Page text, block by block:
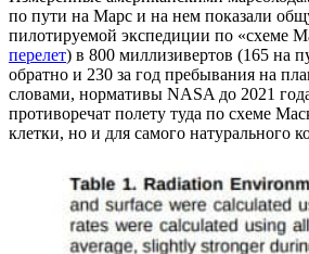
по пути на Марс и на нем показали
пилотируемой экспедиции по «схеме
перелет) в 800 миллизивертов (165 на
обратно и 230 за год пребывания на
словами, нормативы NASA до 2021
противоречат полету туда по схеме
клетки, но и для самого натурального